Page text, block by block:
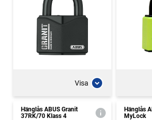
Visa
Hänglås ABUS Granit
37RK/70 Klass 4
Hänglås
MyLock